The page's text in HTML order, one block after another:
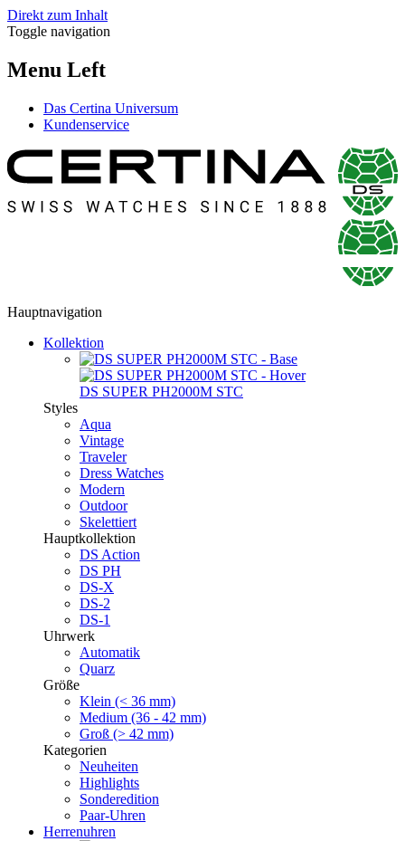
Direkt zum Inhalt
Toggle navigation
Menu Left
Das Certina Universum
Kundenservice
Hauptnavigation
Kollektion
DS SUPER PH2000M STC
Styles
Aqua
Vintage
Traveler
Dress Watches
Modern
Outdoor
Skelettiert
Hauptkollektion
DS Action
DS PH
DS-X
DS-2
DS-1
Uhrwerk
Automatik
Quarz
Größe
Klein (< 36 mm)
Medium (36 - 42 mm)
Groß (> 42 mm)
Kategorien
Neuheiten
Highlights
Sonderedition
Paar-Uhren
Herrenuhren